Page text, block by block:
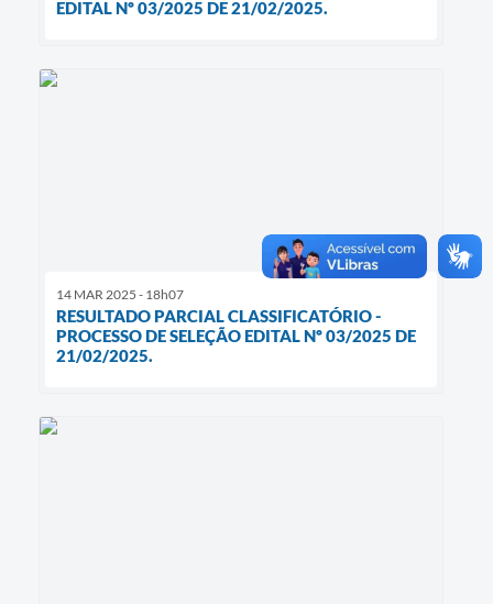
EDITAL Nº 03/2025 DE 21/02/2025.
14 MAR 2025 - 18h07
RESULTADO PARCIAL CLASSIFICATÓRIO -
PROCESSO DE SELEÇÃO EDITAL Nº 03/2025 DE
21/02/2025.